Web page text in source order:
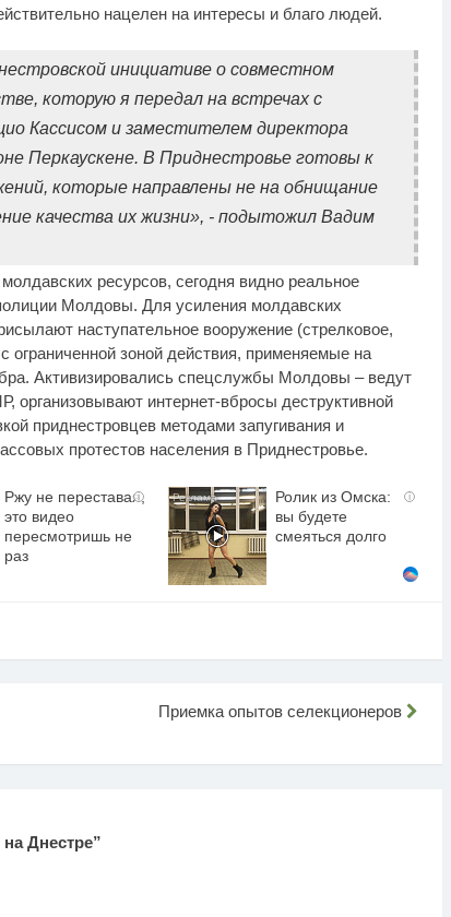
нацелен на интересы и благо людей.
инициативе о совместном
которую я передал на встречах с
Кассисом и заместителем директора
Перкауcкене. В Приднестровье готовы к
которые направлены не на обнищание
качества их жизни», - подытожил Вадим
ресурсов, сегодня видно реальное
Молдовы. Для усиления молдавских
наступательное вооружение (стрелковое,
зоной действия, применяемые на
Активизировались спецслужбы Молдовы – ведут
организовывают интернет-вбросы деструктивной
приднестровцев методами запугивания и
протестов населения в Приднестровье.
i
Ржу не переставая,
это видео
пересмотришь не
раз
i
Ролик из Омска:
вы будете
смеяться долго
Приемка опытов селекционеров
Днестре”